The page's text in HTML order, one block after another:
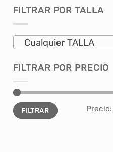
FILTRAR POR TALLA
Cualquier TALLA
FILTRAR POR PRECIO
Precio
mínimo
Precio
máximo
FILTRAR Precio: